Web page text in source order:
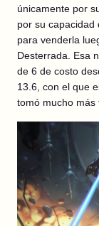
únicamente por
por su capacidad
para venderla
Desterrada. Esa
de 6 de costo
13.6, con el que
tomó mucho más